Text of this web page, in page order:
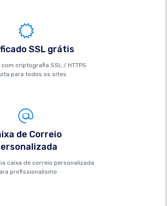
SSL grátis
criptografia SSL / HTTPS
para todos os sites
de Correio
caixa de correio personalizada
profissionalismo